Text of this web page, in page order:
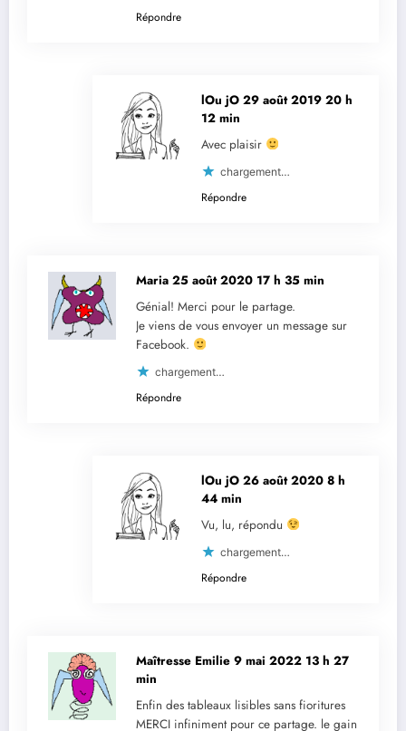
Répondre
lOu jO 29 août 2019 20 h
12 min
Avec plaisir
chargement…
Répondre
Maria 25 août 2020 17 h 35 min
Génial! Merci pour le partage.
Je viens de vous envoyer un message sur
Facebook.
chargement…
Répondre
lOu jO 26 août 2020 8 h
44 min
Vu, lu, répondu
chargement…
Répondre
Maîtresse Emilie 9 mai 2022 13 h 27
min
Enfin des tableaux lisibles sans fioritures
MERCI infiniment pour ce partage. le gain